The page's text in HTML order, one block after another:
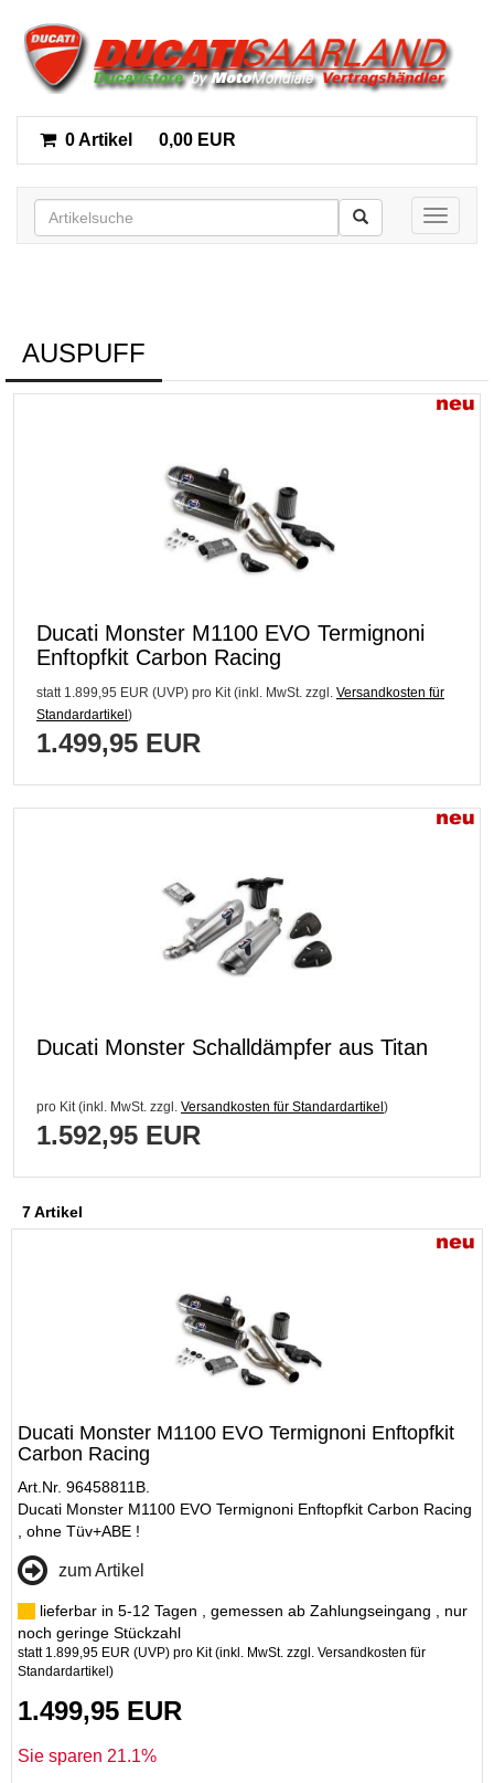
0 Artikel 0,00 EUR
Toggle
AUSPUFF
Ducati Monster M1100 EVO Termignoni
Enftopfkit Carbon Racing
statt 1.899,95 EUR (UVP) pro Kit (inkl. MwSt. zzgl. Versandkosten für
Standardartikel)
1.499,95 EUR
Ducati Monster Schalldämpfer aus Titan
pro Kit (inkl. MwSt. zzgl. Versandkosten für Standardartikel)
1.592,95 EUR
7 Artikel
Ducati Monster M1100 EVO Termignoni Enftopfkit
Carbon Racing
Art.Nr. 96458811B.
Ducati Monster M1100 EVO Termignoni Enftopfkit Carbon Racing
, ohne Tüv+ABE !
zum Artikel
lieferbar in 5-12 Tagen , gemessen ab Zahlungseingang , nur
noch geringe Stückzahl
statt 1.899,95 EUR (UVP) pro Kit (inkl. MwSt. zzgl. Versandkosten für
Standardartikel)
1.499,95 EUR
Sie sparen 21.1%